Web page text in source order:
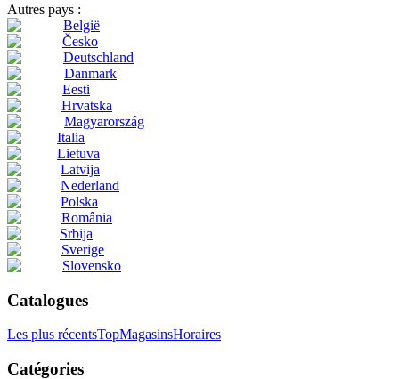
Autres pays :
België
Česko
Deutschland
Danmark
Eesti
Hrvatska
Magyarország
Italia
Lietuva
Latvija
Nederland
Polska
România
Srbija
Sverige
Slovensko
Catalogues
Les plus récentsTopMagasinsHoraires
Catégories